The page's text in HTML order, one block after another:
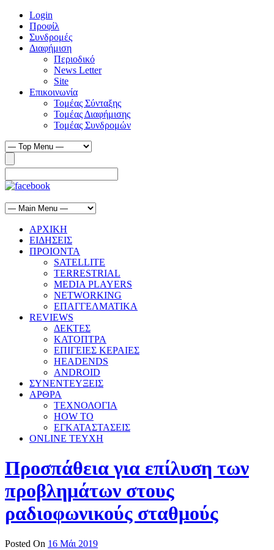
Login
Προφίλ
Συνδρομές
Διαφήμιση
Περιοδικό
News Letter
Site
Επικοινωνία
Τομέας Σύνταξης
Τομέας Διαφήμισης
Τομέας Συνδρομών
ΑΡΧΙΚΗ
ΕΙΔΗΣΕΙΣ
ΠΡΟΙΟΝΤΑ
SATELLITE
TERRESTRIAL
MEDIA PLAYERS
NETWORKING
ΕΠΑΓΓΕΛΜΑΤΙΚΑ
REVIEWS
ΔΕΚΤΕΣ
ΚΑΤΟΠΤΡΑ
ΕΠΙΓΕΙΕΣ ΚΕΡΑΙΕΣ
HEADENDS
ANDROID
ΣΥΝΕΝΤΕΥΞΕΙΣ
ΑΡΘΡΑ
ΤΕΧΝΟΛΟΓΙΑ
HOW TO
ΕΓΚΑΤΑΣΤΑΣΕΙΣ
ONLINE TEYXH
Προσπάθεια για επίλυση των
προβλημάτων στους
ραδιοφωνικούς σταθμούς
Posted On 16 Μάι 2019